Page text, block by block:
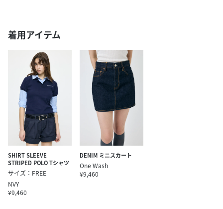
着用アイテム
SHIRT SLEEVE
STRIPED POLO Tシャツ
サイズ：FREE
NVY
¥9,460
DENIM ミニスカート
One Wash
¥9,460